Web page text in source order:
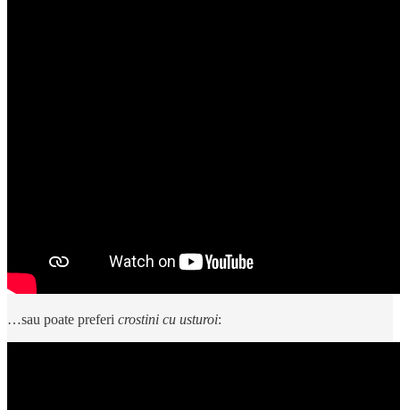
…sau poate preferi crostini cu usturoi: